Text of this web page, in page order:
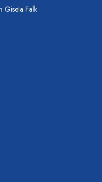
Gisela Falk